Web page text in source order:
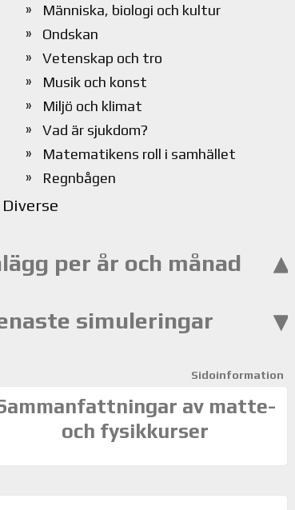
Människa, biologi och kultur
Ondskan
Vetenskap och tro
Musik och konst
Miljö och klimat
Vad är sjukdom?
Matematikens roll i samhället
Regnbågen
Diverse
per år och månad
simuleringar
Sidoinformation
av matte-
och fysikkurser